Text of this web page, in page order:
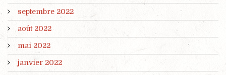
septembre 2022
août 2022
mai 2022
janvier 2022